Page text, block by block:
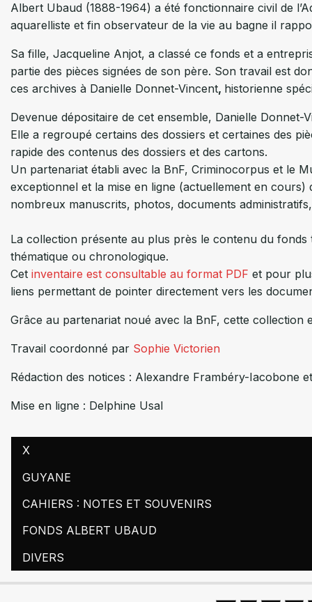
Albert Ubaud (1888-1964) a été fonctionnaire civil de
aquarelliste et fin observateur de la vie au bagne il
Sa fille, Jacqueline Anjot, a classé ce fonds et a
partie des pièces signées de son père. Son travail est
ces archives à Danielle Donnet-Vincent, historienne
Devenue dépositaire de cet ensemble, Danielle
Elle a regroupé certains des dossiers et certaines des
rapide des contenus des dossiers et des cartons.
Un partenariat établi avec la BnF, Criminocorpus et le
exceptionnel et la mise en ligne (actuellement en
nombreux manuscrits, photos, documents
La collection présente au plus près le contenu du fonds
thématique ou chronologique.
Cet inventaire est consultable au format PDF et pour
liens permettant de pointer directement vers les
Grâce au partenariat noué avec la BnF, cette collection
Travail coordonné par Sophie Victorien
Rédaction des notices : Alexandre Frambéry-Iacobone
Mise en ligne : Delphine Usal
X
GUYANE
CAHIERS : NOTES ET SOUVENIRS
FONDS ALBERT UBAUD
DIVERS